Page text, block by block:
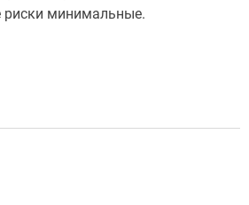
риски минимальные.